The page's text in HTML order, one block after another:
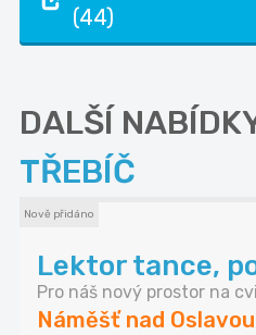
(44)
DALŠÍ
TŘEBÍČ
Nově přidáno
Lektor tance,
Pro náš nový prostor na
Náměšť nad Oslavou